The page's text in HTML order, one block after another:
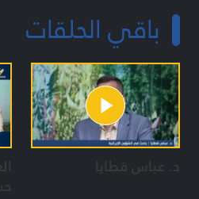
باقي الحلقات
د. عباس قطايا